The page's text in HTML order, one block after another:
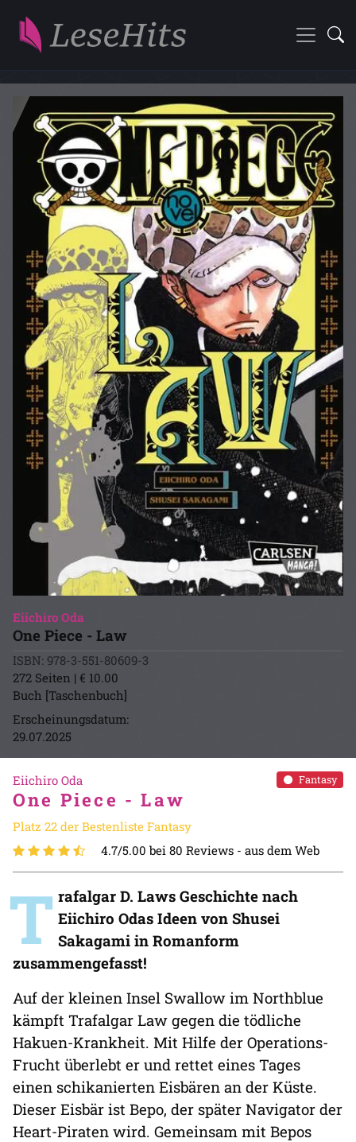
Eiichiro Oda
One Piece - Law
ISBN: 978-3-551-80609-3
272 Seiten | € 10.00
Buch [Taschenbuch]
Erscheinungsdatum:
29.07.2025
Fantasy
Eiichiro Oda
One Piece - Law
Platz 22 der Bestenliste Fantasy
4.7/5.00 bei 80 Reviews - aus dem Web
T rafalgar D. Laws Geschichte nach
Eiichiro Odas Ideen von Shusei
Sakagami in Romanform
zusammengefasst!
Auf der kleinen Insel Swallow im Northblue
kämpft Trafalgar Law gegen die tödliche
Hakuen-Krankheit. Mit Hilfe der Operations-
Frucht überlebt er und rettet eines Tages
einen schikanierten Eisbären an der Küste.
Dieser Eisbär ist Bepo, der später Navigator der
Heart-Piraten wird. Gemeinsam mit Bepos